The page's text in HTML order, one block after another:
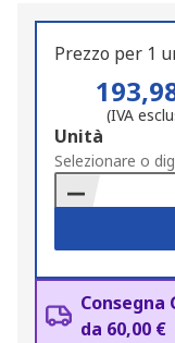
Prezzo per 1
(IVA
Add
to
Basket
Unità
Selezionare o
Consegna
da 60,00 €